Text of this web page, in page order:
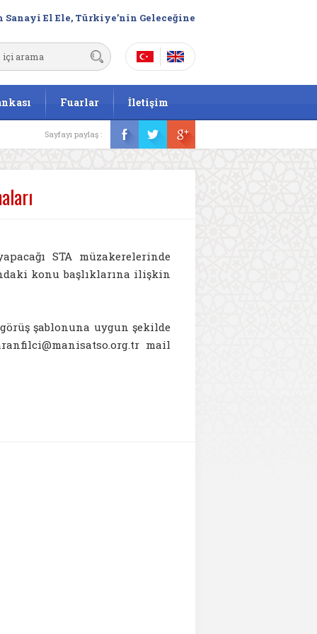
Sanayi El Ele, Türkiye’nin Geleceğine
Fuarlar İletişim
Sayfayı paylaş :
STA müzakerelerinde
konu başlıklarına ilişkin
şablonuna uygun şekilde
mail